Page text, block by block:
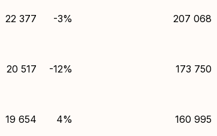
22 377 -3% 207 068
20 517 -12% 173 750
19 654 4% 160 995